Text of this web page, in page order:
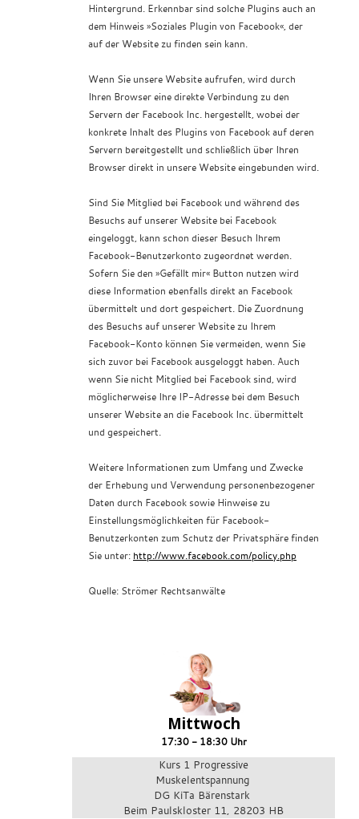
Hintergrund. Erkennbar sind solche Plugins auch an
dem Hinweis »Soziales Plugin von Facebook«, der
auf der Website zu finden sein kann.
Wenn Sie unsere Website aufrufen, wird durch
Ihren Browser eine direkte Verbindung zu den
Servern der Facebook Inc. hergestellt, wobei der
konkrete Inhalt des Plugins von Facebook auf deren
Servern bereitgestellt und schließlich über Ihren
Browser direkt in unsere Website eingebunden wird.
Sind Sie Mitglied bei Facebook und während des
Besuchs auf unserer Website bei Facebook
eingeloggt, kann schon dieser Besuch Ihrem
Facebook-Benutzerkonto zugeordnet werden.
Sofern Sie den »Gefällt mir« Button nutzen wird
diese Information ebenfalls direkt an Facebook
übermittelt und dort gespeichert. Die Zuordnung
des Besuchs auf unserer Website zu Ihrem
Facebook-Konto können Sie vermeiden, wenn Sie
sich zuvor bei Facebook ausgeloggt haben. Auch
wenn Sie nicht Mitglied bei Facebook sind, wird
möglicherweise Ihre IP-Adresse bei dem Besuch
unserer Website an die Facebook Inc. übermittelt
und gespeichert.
Weitere Informationen zum Umfang und Zwecke
der Erhebung und Verwendung personenbezogener
Daten durch Facebook sowie Hinweise zu
Einstellungsmöglichkeiten für Facebook-
Benutzerkonten zum Schutz der Privatsphäre finden
Sie unter: http://www.facebook.com/policy.php
Quelle: Strömer Rechtsanwälte
Mittwoch
17:30 - 18:30 Uhr
Kurs 1 Progressive
Muskelentspannung
DG KiTa Bärenstark
Beim Paulskloster 11, 28203 HB